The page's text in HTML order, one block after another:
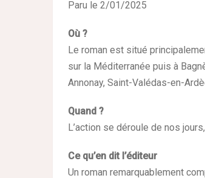
Paru le 2/01/2025
Où ?
Le roman est situé
sur la Méditerranée puis à
Annonay, Saint-Valédas-en-
Quand ?
L’action se déroule de nos
Ce qu’en dit l’éditeur
Un roman remarquablement